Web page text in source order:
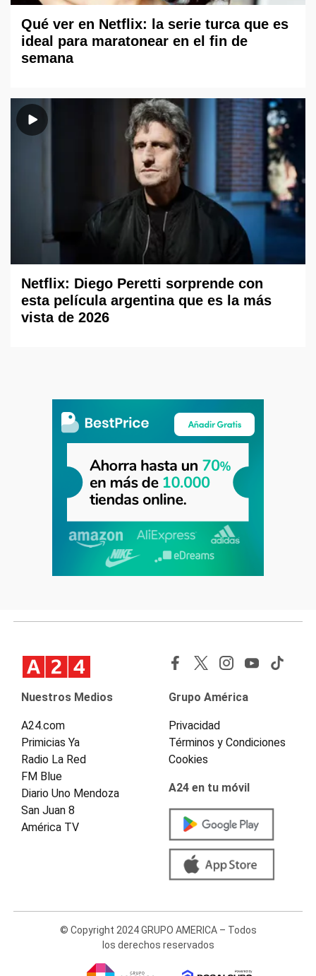
Qué ver en Netflix: la serie turca que es
ideal para maratonear en el fin de
semana
Netflix: Diego Peretti sorprende con
esta película argentina que es la más
vista de 2026
Nuestros Medios
A24.com
Primicias Ya
Radio La Red
FM Blue
Diario Uno Mendoza
San Juan 8
América TV
Grupo América
Privacidad
Términos y Condiciones
Cookies
A24 en tu móvil
© Copyright 2024 GRUPO AMERICA – Todos
los derechos reservados